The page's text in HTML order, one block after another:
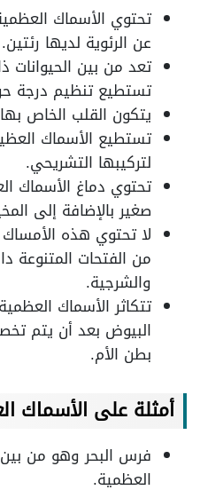
تحتوي الأسماك
عن الرئوية لديها رئتين.
تعد من بين الحيوانات
تستطيع تنظيم درجة
يتكون القلب الخاص
تستطيع الأسماك
لتركيبها التشريحي.
تحتوي دماغ
صغير بالإضافة إلى
لا تحتوي هذه
من الفتحات المتنوعة
والشرجية.
تتكاثر الأسماك
البيوض بعد أن يتم
بطن الأم.
أمثلة على الأسماك
فرس البحر وهو من
العظمية.